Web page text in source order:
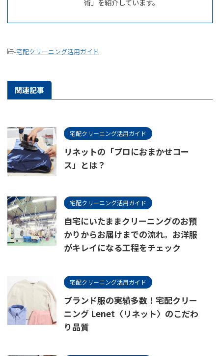
術」を紹介しています。
-宅配クリーニング活用ガイド
関連記事
宅配クリーニング活用ガイド
リネットの「プロにおまかせコー
ス」とは？
宅配クリーニング活用ガイド
自宅にいたままクリーニングのお預
かりからお届けまでの流れ。お洋服
がキレイになる工程をチェック
宅配クリーニング活用ガイド
ブランド服の実績多数！宅配クリー
ニング Lenet〈リネット〉のこだわ
り品質